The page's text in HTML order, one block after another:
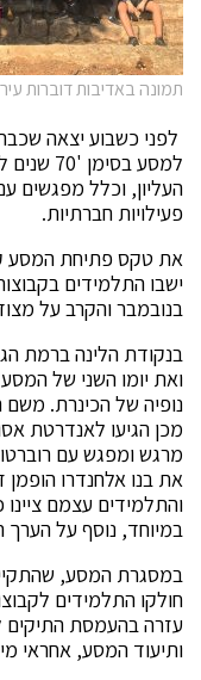
תמונה באדיבות דוברות
לפני כשבוע יצאה
למסע
העליון, וכלל מפגשים
פעילויות חברתיות.
את טקס פתיחת המסע
ישבו התלמידים
בנובמבר והקרב על
בנקודת הלינה ברמת
ואת יומו השני של
נופיה של הכינרת.
מכן הגיעו לאנדרטת
מרגש ומפגש עם
את בנו אלחנדרו
והתלמידים עצמם
במיוחד, נוסף על
במסגרת המסע,
חולקו התלמידים
עזרה בהעמסת התיקים
ותיעוד המסע, אחראי